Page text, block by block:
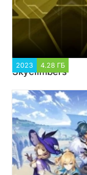
2023 4.28 ГБ
Skyclimbers